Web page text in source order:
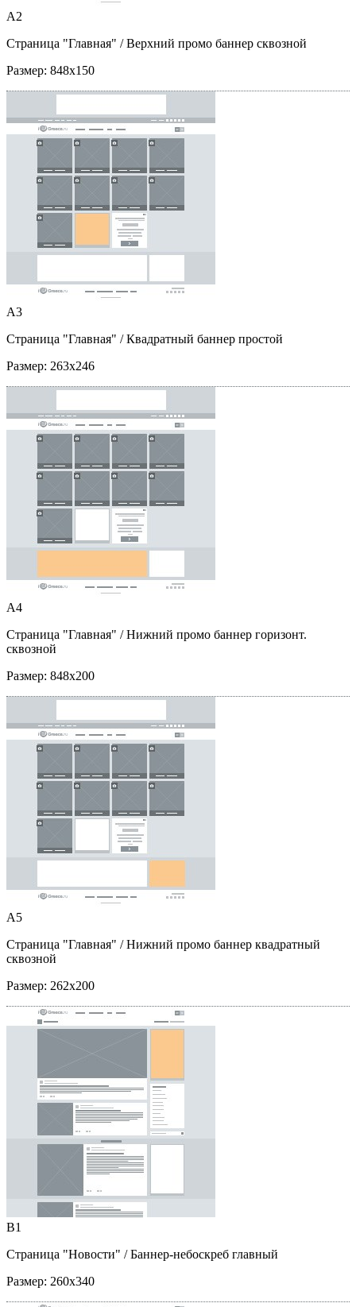
A2
Страница "Главная" / Верхний промо баннер сквозной
Размер: 848x150
A3
Страница "Главная" / Квадратный баннер простой
Размер: 263x246
A4
Страница "Главная" / Нижний промо баннер горизонт.
сквозной
Размер: 848x200
A5
Страница "Главная" / Нижний промо баннер квадратный
сквозной
Размер: 262x200
B1
Страница "Новости" / Баннер-небоскреб главный
Размер: 260x340